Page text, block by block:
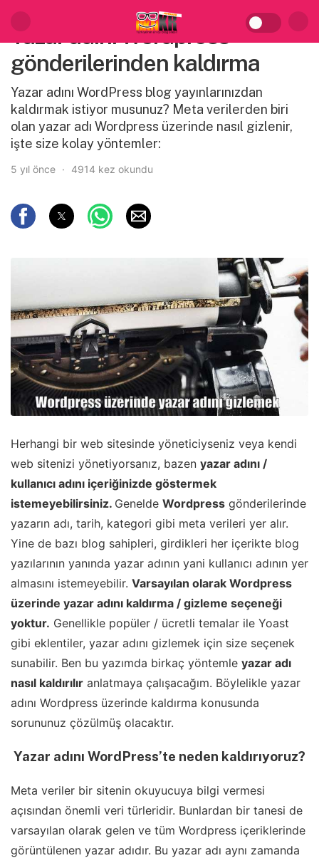
Yazar adını Wordpress
gönderilerinden kaldırma
Yazar adını WordPress blog yayınlarınızdan
kaldırmak istiyor musunuz? Meta verilerden biri
olan yazar adı Wordpress üzerinde nasıl gizlenir,
işte size kolay yöntemler:
5 yıl önce 4914 kez okundu
Herhangi bir web sitesinde yöneticiyseniz veya kendi
web sitenizi yönetiyorsanız, bazen yazar adını /
kullanıcı adını içeriğinizde göstermek
istemeyebilirsiniz. Genelde Wordpress gönderilerinde
yazarın adı, tarih, kategori gibi meta verileri yer alır.
Yine de bazı blog sahipleri, girdikleri her içerikte blog
yazılarının yanında yazar adının yani kullanıcı adının yer
almasını istemeyebilir. Varsayılan olarak Wordpress
üzerinde yazar adını kaldırma / gizleme seçeneği
yoktur. Genellikle popüler / ücretli temalar ile Yoast
gibi eklentiler, yazar adını gizlemek için size seçenek
sunabilir. Ben bu yazımda birkaç yöntemle yazar adı
nasıl kaldırılır anlatmaya çalışacağım. Böylelikle yazar
adını Wordpress üzerinde kaldırma konusunda
sorununuz çözülmüş olacaktır.
Yazar adını WordPress’te neden kaldırıyoruz?
Meta veriler bir sitenin okuyucuya bilgi vermesi
açısından önemli veri türleridir. Bunlardan bir tanesi de
varsayılan olarak gelen ve tüm Wordpress içeriklerinde
görüntülenen yazar adıdır. Bu yazar adı aynı zamanda